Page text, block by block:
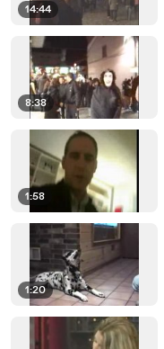
14:44
8:38
1:58
1:20